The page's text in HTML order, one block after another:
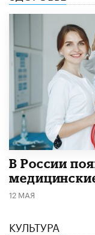
В России
12 МАЯ
КУЛЬТУРА